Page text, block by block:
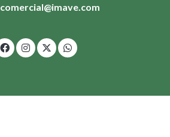
comercial@imave.com